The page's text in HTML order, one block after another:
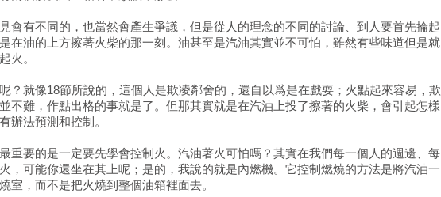
會有不同的，也當然會產生爭議，但是從人的理念的不同的討論、到人要首先掄起
在油的上方擦著火柴的那一刻。油甚至是汽油其實並不可怕，雖然有些味道但是就
火。
？就像18節所說的，這個人是欺凌鄰舍的，還自以爲是在戲耍；火點起來容易，欺
不難，作點出格的事就是了。但那其實就是在汽油上投了擦著的火柴，會引起怎樣
辦法預測和控制。
重要的是一定要先學會控制火。汽油著火可怕嗎？其實在我們每一個人的週邊、每
，可能你還坐在其上呢；是的，我說的就是內燃機。它控制燃燒的方法是將汽油一
室，而不是把火燒到整個油箱裡面去。